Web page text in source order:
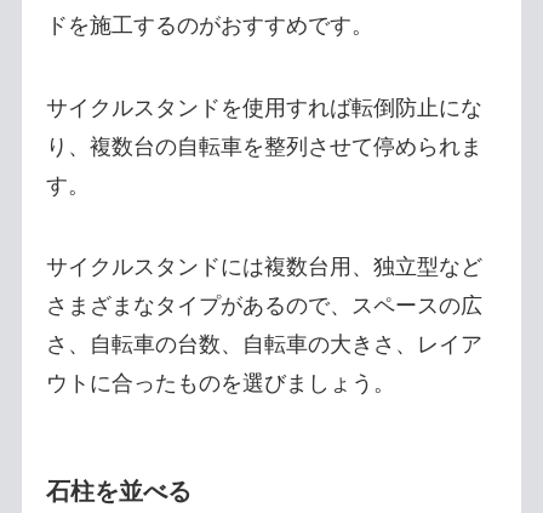
ドを施工するのがおすすめです。
サイクルスタンドを使用すれば転倒防止にな
り、複数台の自転車を整列させて停められま
す。
サイクルスタンドには複数台用、独立型など
さまざまなタイプがあるので、スペースの広
さ、自転車の台数、自転車の大きさ、レイア
ウトに合ったものを選びましょう。
石柱を並べる